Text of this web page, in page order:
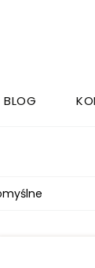
BLOG